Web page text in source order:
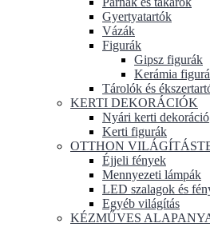
Gyertyatartók
Vázák
Figurák
Gipsz figurák
Kerámia
Tárolók és
KERTI DEKORÁCIÓK
Nyári kerti dekoráció
Kerti figurák
OTTHON
Éjjeli fények
Mennyezeti lámpák
LED szalagok és
Egyéb világítás
KÉZMŰVES